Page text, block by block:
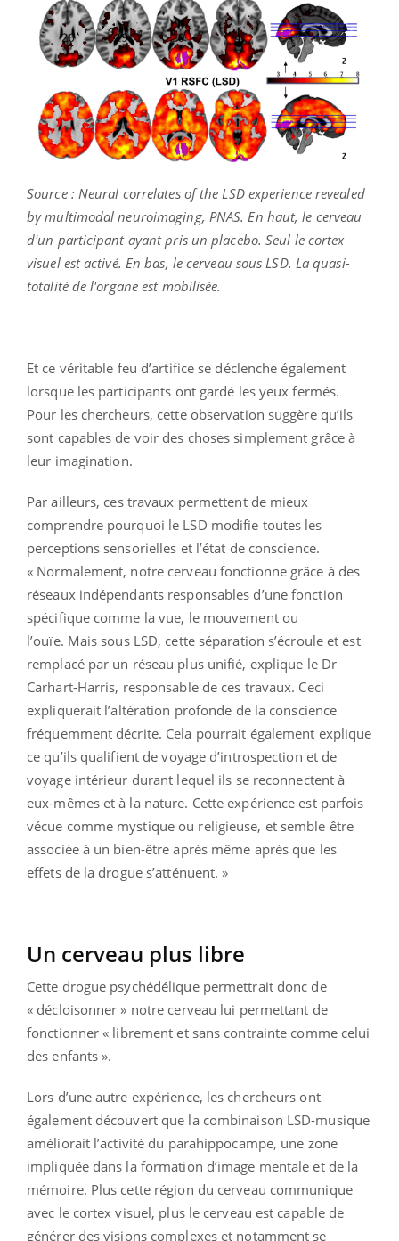
Source : Neural correlates of the LSD experience revealed
by multimodal neuroimaging, PNAS. En haut, le cerveau
d'un participant ayant pris un placebo. Seul le cortex
visuel est activé. En bas, le cerveau sous LSD. La quasi-
totalité de l'organe est mobilisée.
Et ce véritable feu d’artifice se déclenche également
lorsque les participants ont gardé les yeux fermés.
Pour les chercheurs, cette observation suggère qu’ils
sont capables de voir des choses simplement grâce à
leur imagination.
Par ailleurs, ces travaux permettent de mieux
comprendre pourquoi le LSD modifie toutes les
perceptions sensorielles et l’état de conscience.
« Normalement, notre cerveau fonctionne grâce à des
réseaux indépendants responsables d’une fonction
spécifique comme la vue, le mouvement ou
l’ouïe. Mais sous LSD, cette séparation s’écroule et est
remplacé par un réseau plus unifié, explique le Dr
Carhart-Harris, responsable de ces travaux. Ceci
expliquerait l’altération profonde de la conscience
fréquemment décrite. Cela pourrait également explique
ce qu’ils qualifient de voyage d’introspection et de
voyage intérieur durant lequel ils se reconnectent à
eux-mêmes et à la nature. Cette expérience est parfois
vécue comme mystique ou religieuse, et semble être
associée à un bien-être après même après que les
effets de la drogue s’atténuent. »
Un cerveau plus libre
Cette drogue psychédélique permettrait donc de
« décloisonner » notre cerveau lui permettant de
fonctionner « librement et sans contrainte comme celui
des enfants ».
Lors d’une autre expérience, les chercheurs ont
également découvert que la combinaison LSD-musique
améliorait l’activité du parahippocampe, une zone
impliquée dans la formation d’image mentale et de la
mémoire. Plus cette région du cerveau communique
avec le cortex visuel, plus le cerveau est capable de
générer des visions complexes et notamment se